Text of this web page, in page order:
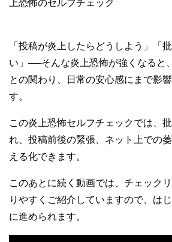
「投稿が炎上したらどうしよう」「
い」──そんな炎上恐怖が強くなると
との関わり、日常の安心感にまで影
す。
この炎上恐怖セルフチェックでは、
れ、投稿前後の緊張、ネット上での
える化できます。
このあとに続く動画では、チェック
りやすくご紹介していますので、は
に進められます。